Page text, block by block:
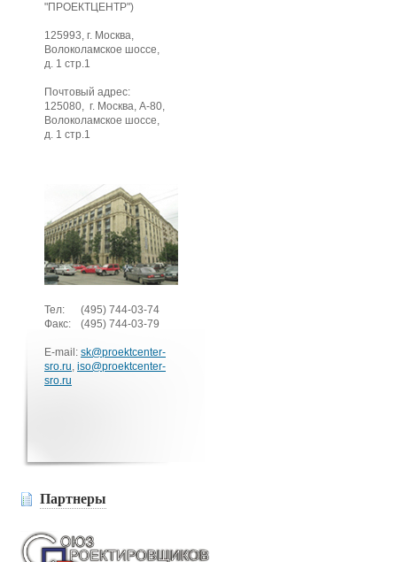
"ПРОЕКТЦЕНТР")
125993, г. Москва,
Волоколамское шоссе,
д. 1 стр.1
Почтовый адрес:
125080, г. Москва, А-80,
Волоколамское шоссе,
д. 1 стр.1
Тел: (495) 744-03-74
Факс:
(495) 744-03-79
E-mail: sk@proektcenter-
sro.ru, iso@proektcenter-
sro.ru
Партнеры